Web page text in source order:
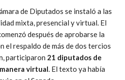
de Diputados se instaló a las
mixta, presencial y virtual. El
después de aprobarse la
el respaldo de más de dos tercios
participaron 21 diputados de
virtual . El texto ya había